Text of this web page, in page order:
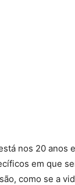
nos 20 anos
em que
como se a